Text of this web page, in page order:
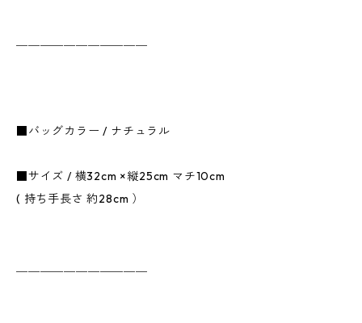
■バッグカラー / ナチュラル
■サイズ / 横32cm ×縦25cm マチ10cm
( 持ち手長さ 約28cm ）